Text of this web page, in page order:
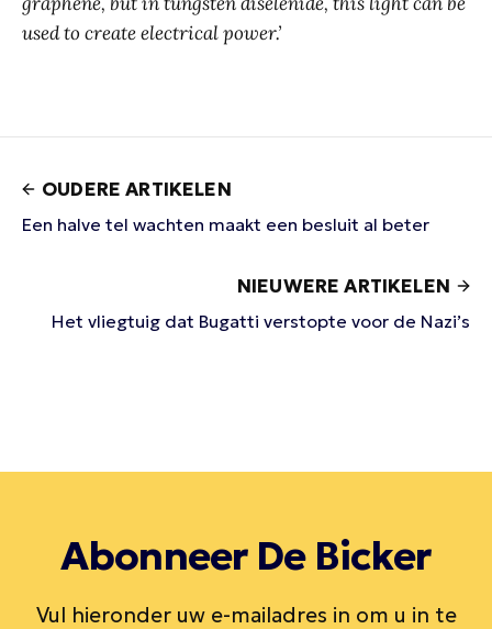
used to create electrical power.’
OUDERE ARTIKELEN
Een halve tel wachten maakt een besluit al beter
NIEUWERE ARTIKELEN
Het vliegtuig dat Bugatti verstopte voor de Nazi’s
Abonneer De Bicker
Vul hieronder uw e-mailadres in om u in te